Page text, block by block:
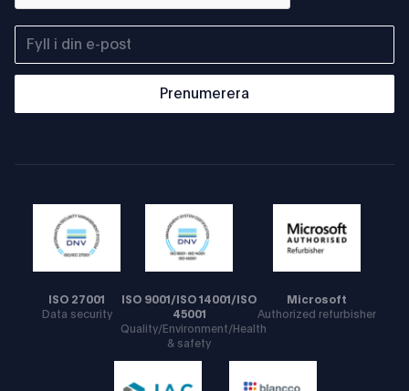
Prenumerera
ISO 27001
Data security
ISO 9001/ISO 14001/ISO
45001
Quality/Environment/Health
& safety
Microsoft
Authorized refurbisher